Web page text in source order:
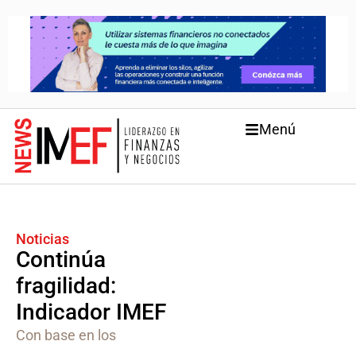
Menú
Noticias
Continúa
fragilidad:
Indicador IMEF
Con base en los